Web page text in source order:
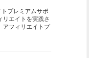
プレミアムサポ
リエイトを実践さ
アフィリエイトプ